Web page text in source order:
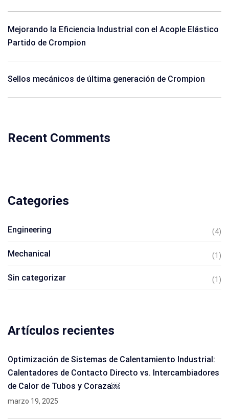
Mejorando la Eficiencia Industrial con el Acople Elástico
Partido de Crompion
Sellos mecánicos de última generación de Crompion
Recent Comments
Categories
Engineering (4)
Mechanical (1)
Sin categorizar (1)
Artículos recientes
Optimización de Sistemas de Calentamiento Industrial:
Calentadores de Contacto Directo vs. Intercambiadores
de Calor de Tubos y Coraza￼
marzo 19, 2025